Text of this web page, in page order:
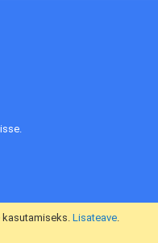
kasutamiseks. Lisateave.